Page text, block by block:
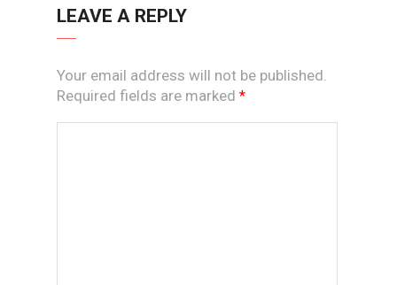
LEAVE A REPLY
Your email address will not be published.
Required fields are marked *